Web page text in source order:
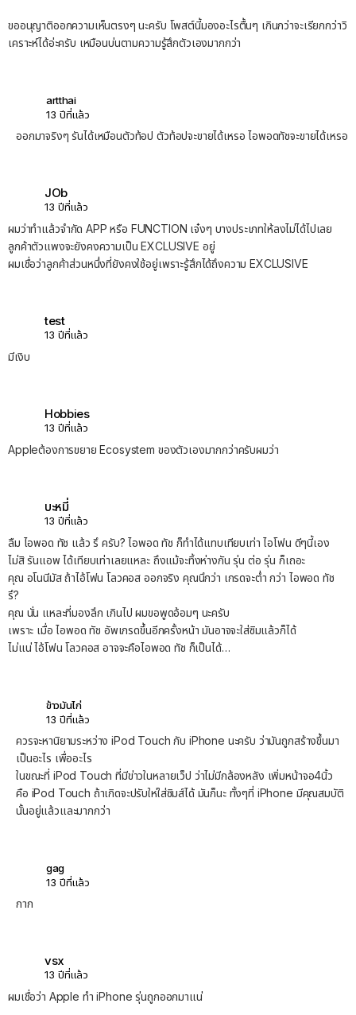
ขออนุญาติออกความเห็นตรงๆ นะครับ โพสต์นี้มองอะไรตื้นๆ เกินกว่าจะเรียกกว่าวิ
เคราะห์ได้อ่ะครับ เหมือนบ่นตามความรู้สึกตัวเองมากกว่า
artthai
13 ปีที่แล้ว
ออกมาจริงๆ รันได้เหมือนตัวท้อป ตัวท้อปจะขายได้เหรอ ไอพอดทัชจะขายได้เหรอ
JOb
13 ปีที่แล้ว
ผมว่าทำแล้วจำกัด APP หรือ FUNCTION เจ๋งๆ บางประเภทให้ลงไม่ได้ไปเลย
ลูกค้าตัวแพงจะยังคงความเป็น EXCLUSIVE อยู่
ผมเชื่อว่าลูกค้าส่วนหนึ่งที่ยังคงใช้อยู่เพราะรู้สึกได้ถึงความ EXCLUSIVE
test
13 ปีที่แล้ว
มีเงิบ
Hobbies
13 ปีที่แล้ว
Appleต้องการขยาย Ecosystem ของตัวเองมากกว่าครับผมว่า
บะหมี่
13 ปีที่แล้ว
ลืม ไอพอด ทัช แล้ว รึ ครับ? ไอพอด ทัช ก็ทำได้แทบเทียบเท่า ไอโฟน ดีๆนี้เอง
ไม่สิ รันแอพ ได้เทียบเท่าเลยแหละ ถึงแม้จะทิ้งห่างกัน รุ่น ต่อ รุ่น ก็เถอะ
คุณ อโนนีมัส ถ้าไอ้โฟน โลวคอส ออกจริง คุณนึกว่า เกรดจะต่ำ กว่า ไอพอด ทัช
รึ?
คุณ นั่น แหละที่มองลึก เกินไป ผมขอพูดอ้อมๆ นะครับ
เพราะ เมื่อ ไอพอด ทัช อัพเกรดขึ้นอีกครั้งหน้า มันอาจจะใส่ซิมแล้วก็ได้
ไม่แน่ ไอ้โฟน โลวคอส อาจจะคือไอพอด ทัช ก็เป็นได้…
ข้าวมันไก่
13 ปีที่แล้ว
ควรจะหานิยามระหว่าง iPod Touch กับ iPhone นะครับ ว่ามันถูกสร้างขึ้นมา
เป็นอะไร เพื่ออะไร
ในขณะที่ iPod Touch ที่มีข่าวในหลายเว็ป ว่าไม่มีกล้องหลัง เพิ่มหน้าจอ4นิ้ว
คือ iPod Touch ถ้าเกิดจะปรับให่ใส่ซิมส์ได้ มันก็นะ ทั้งๆที่ iPhone มีคุณสมบัติ
นั้นอยู่แล้วและมากกว่า
gag
13 ปีที่แล้ว
กาก
vsx
13 ปีที่แล้ว
ผมเชื่อว่า Apple ทำ iPhone รุ่นถูกออกมาแน่